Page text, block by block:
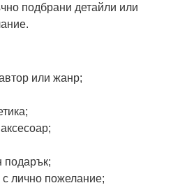
подбрани детайли или
или жанр;
подарък;
с лично пожелание;